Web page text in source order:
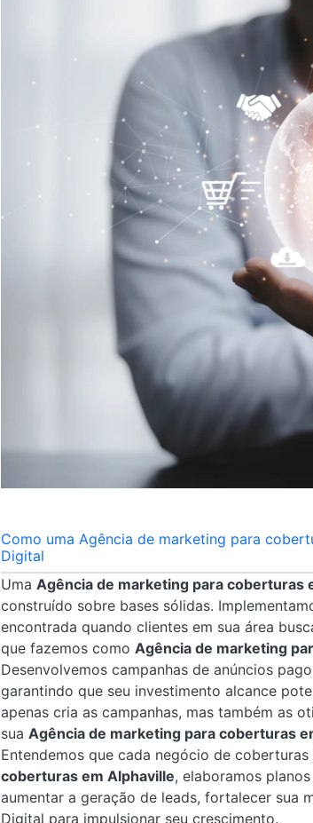
Como uma Agência de marketing para
Digital
Uma Agência de marketing para coberturas
construído sobre bases sólidas.
encontrada quando clientes em sua área
que fazemos como Agência de marketing
Desenvolvemos campanhas de anúncios
garantindo que seu investimento alcance
apenas cria as campanhas, mas também as
sua Agência de marketing para coberturas
Entendemos que cada negócio de
coberturas em Alphaville, elaboramos
aumentar a geração de leads, fortalecer sua
Digital para impulsionar seu crescimento.